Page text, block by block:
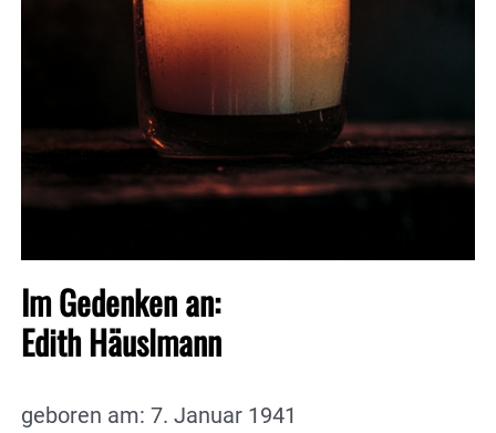
Im Gedenken an:
Edith Häuslmann
geboren am: 7. Januar 1941